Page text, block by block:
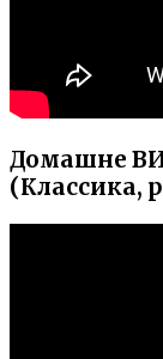
Домашне
(Классика,